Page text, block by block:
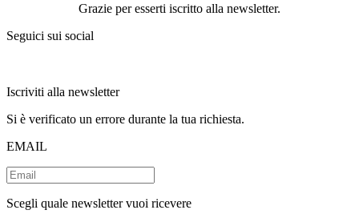
Grazie per esserti iscritto alla newsletter.
Seguici sui social
Iscriviti alla newsletter
Si è verificato un errore durante la tua richiesta.
EMAIL
Scegli quale newsletter vuoi ricevere